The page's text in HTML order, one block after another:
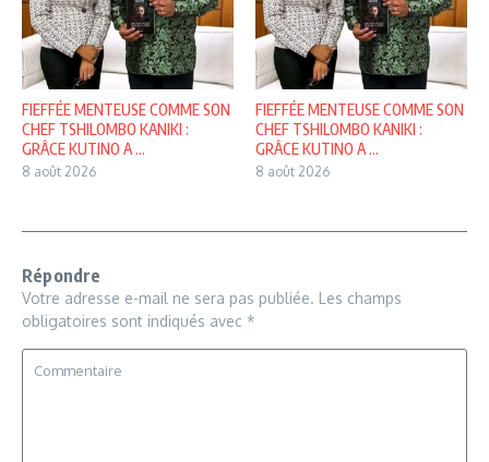
FIEFFÉE MENTEUSE COMME SON
CHEF TSHILOMBO KANIKI :
GRÂCE KUTINO A ...
8 août 2026
FIEFFÉE MENTEUSE COMME SON
CHEF TSHILOMBO KANIKI :
GRÂCE KUTINO A ...
8 août 2026
Répondre
Votre adresse e-mail ne sera pas publiée. Les champs
obligatoires sont indiqués avec *